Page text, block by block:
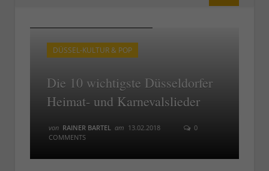
DÜSSEL-KULTUR & POP
Die 10 wichtigste Düsseldorfer
Heimat- und Karnevalslieder
von RAINER BARTEL am 13.02.2018
0
COMMENTS